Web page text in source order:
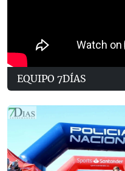
EQUIPO 7DÍAS